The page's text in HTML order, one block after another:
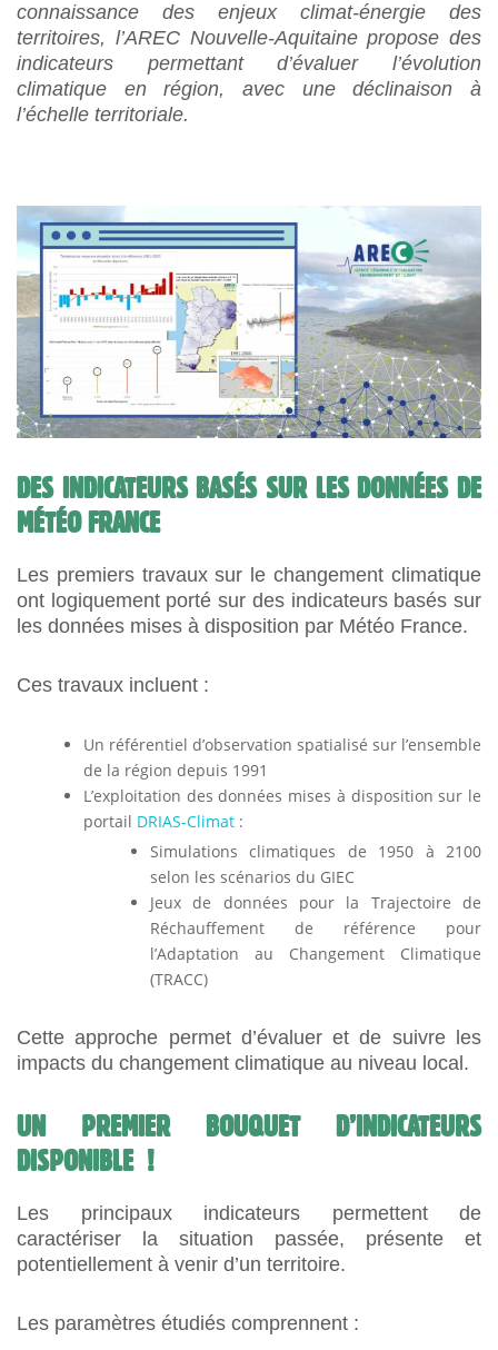
connaissance des enjeux climat-énergie des
territoires, l’AREC Nouvelle-Aquitaine propose des
indicateurs permettant d’évaluer l’évolution
climatique en région, avec une déclinaison à
l’échelle territoriale.
DES INDICATEURS BASÉS SUR LES DONNÉES DE
MÉTÉO FRANCE
Les premiers travaux sur le changement climatique
ont logiquement porté sur des indicateurs basés sur
les données mises à disposition par Météo France.
Ces travaux incluent :
Un référentiel d’observation spatialisé sur l’ensemble
de la région depuis 1991
L’exploitation des données mises à disposition sur le
portail DRIAS-Climat :
Simulations climatiques de 1950 à 2100
selon les scénarios du GIEC
Jeux de données pour la Trajectoire de
Réchauffement de référence pour
l’Adaptation au Changement Climatique
(TRACC)
Cette approche permet d’évaluer et de suivre les
impacts du changement climatique au niveau local.
UN PREMIER BOUQUET D’INDICATEURS
DISPONIBLE !
Les principaux indicateurs permettent de
caractériser la situation passée, présente et
potentiellement à venir d’un territoire.
Les paramètres étudiés comprennent :